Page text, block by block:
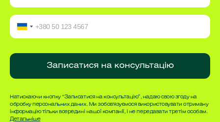
Записатися на консультацію
Натискаючи кнопку “Записатися на консультацію”, надаю свою згоду на
обробку персональних даних. Ми зобов'язуємося використовувати отриману
інформацію тільки всередині нашої компанії, і не передавати третім особам.
Детальніше